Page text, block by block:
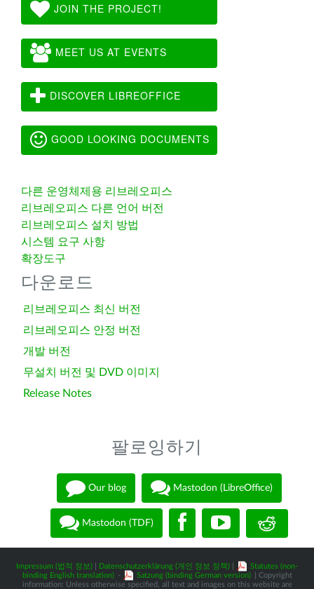
JOIN THE PROJECT!
MEET US AT EVENTS
DISCOVER LIBREOFFICE
GOOD LOOKING DOCUMENTS
다른 운영체제용 리브레오피스
리브레오피스 다른 언어 버전
리브레오피스 설치 방법
시스템 요구 사항
확장도구
다운로드
리브레오피스 최신 버전
리브레오피스 안정 버전
개발 버전
무설치 버전 및 DVD 이미지
Release Notes
팔로잉하기
Our blog Mastodon (LibreOffice)
Mastodon (TDF)
Impressum (법적 정보) Datenschutzerklärung (개인 정보 정책)
Statutes (non-
binding English translation) - Satzung (binding German version)
| Copyright
information: Unless otherwise specified, all text and images on this website are